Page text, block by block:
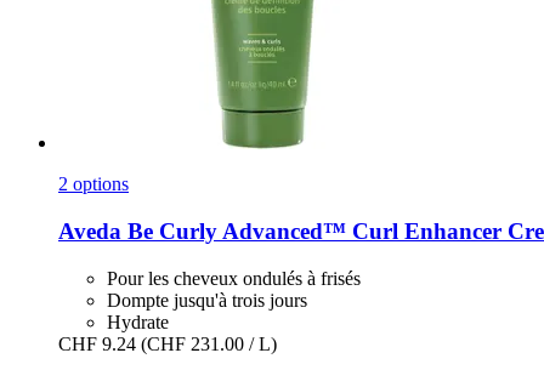
2 options
Aveda Be Curly Advanced™ Curl Enhancer
Pour les cheveux ondulés à frisés
Dompte jusqu'à trois jours
Hydrate
CHF 9.24 (CHF 231.00 / L)